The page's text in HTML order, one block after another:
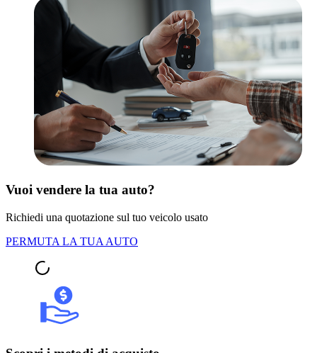
Vuoi vendere la tua auto?
Richiedi una quotazione sul tuo veicolo usato
PERMUTA LA TUA AUTO